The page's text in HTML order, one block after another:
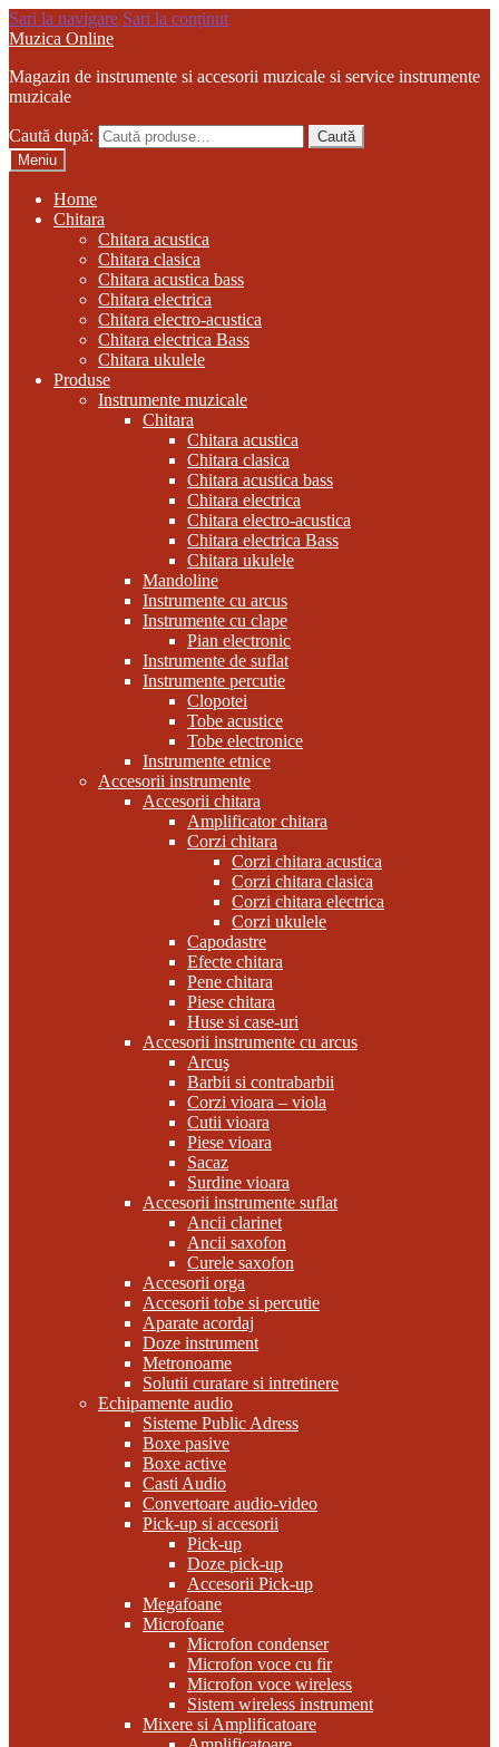
Sari la navigare Sari la conținut
Muzica Online
Magazin de instrumente si accesorii muzicale si service instrumente
muzicale
Caută după:
Caută
Meniu
Home
Chitara
Chitara acustica
Chitara clasica
Chitara acustica bass
Chitara electrica
Chitara electro-acustica
Chitara electrica Bass
Chitara ukulele
Produse
Instrumente muzicale
Chitara
Chitara acustica
Chitara clasica
Chitara acustica bass
Chitara electrica
Chitara electro-acustica
Chitara electrica Bass
Chitara ukulele
Mandoline
Instrumente cu arcus
Instrumente cu clape
Pian electronic
Instrumente de suflat
Instrumente percutie
Clopotei
Tobe acustice
Tobe electronice
Instrumente etnice
Accesorii instrumente
Accesorii chitara
Amplificator chitara
Corzi chitara
Corzi chitara acustica
Corzi chitara clasica
Corzi chitara electrica
Corzi ukulele
Capodastre
Efecte chitara
Pene chitara
Piese chitara
Huse si case-uri
Accesorii instrumente cu arcus
Arcuş
Barbii si contrabarbii
Corzi vioara – viola
Cutii vioara
Piese vioara
Sacaz
Surdine vioara
Accesorii instrumente suflat
Ancii clarinet
Ancii saxofon
Curele saxofon
Accesorii orga
Accesorii tobe si percutie
Aparate acordaj
Doze instrument
Metronoame
Solutii curatare si intretinere
Echipamente audio
Sisteme Public Adress
Boxe pasive
Boxe active
Casti Audio
Convertoare audio-video
Pick-up si accesorii
Pick-up
Doze pick-up
Accesorii Pick-up
Megafoane
Microfoane
Microfon condenser
Microfon voce cu fir
Microfon voce wireless
Sistem wireless instrument
Mixere si Amplificatoare